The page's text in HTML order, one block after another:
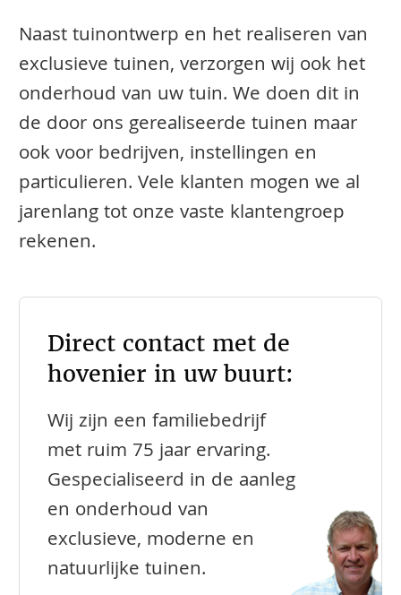
Naast tuinontwerp en het realiseren van
exclusieve tuinen, verzorgen wij ook het
onderhoud van uw tuin. We doen dit in
de door ons gerealiseerde tuinen maar
ook voor bedrijven, instellingen en
particulieren. Vele klanten mogen we al
jarenlang tot onze vaste klantengroep
rekenen.
Direct contact met de
hovenier in uw buurt:
Wij zijn een familiebedrijf
met ruim 75 jaar ervaring.
Gespecialiseerd in de aanleg
en onderhoud van
exclusieve, moderne en
natuurlijke tuinen.